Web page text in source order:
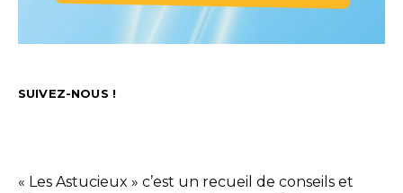
SUIVEZ-NOUS !
« Les Astucieux » c’est un recueil de conseils et